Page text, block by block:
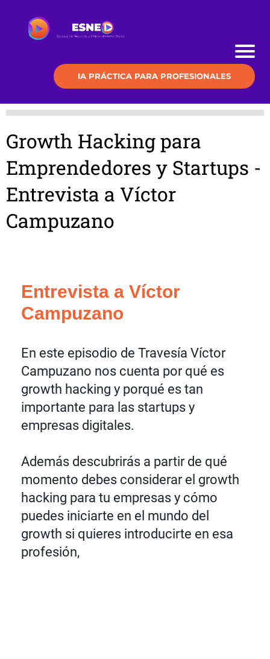
IA PRÁCTICA PARA PROFESIONALES
Growth Hacking para
Emprendedores y Startups -
Entrevista a Víctor
Campuzano
Entrevista a Víctor
Campuzano
En este episodio de Travesía Víctor
Campuzano nos cuenta por qué es
growth hacking y porqué es tan
importante para las startups y
empresas digitales.
Además descubrirás a partir de qué
momento debes considerar el growth
hacking para tu empresas y cómo
puedes iniciarte en el mundo del
growth si quieres introducirte en esa
profesión,